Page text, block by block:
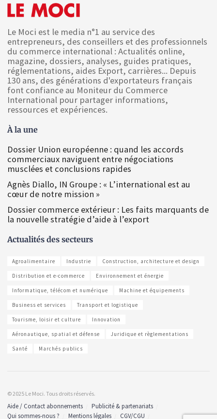
Le Moci est le media n°1 au service des
entrepreneurs, des conseillers et des professionnels
du commerce international : Actualités online,
magazine, dossiers, analyses, guides pratiques,
réglementations, aides Export, carrières... Depuis
130 ans, des générations d'exportateurs français
font confiance au Moniteur du Commerce
International pour partager informations,
ressources et expériences.
À la une
Dossier Union européenne : quand les accords
commerciaux naviguent entre négociations
musclées et conclusions rapides
Agnès Diallo, IN Groupe : « L’international est au
cœur de notre mission »
Dossier commerce extérieur : Les faits marquants de
la nouvelle stratégie d’aide à l’export
Actualités des secteurs
Agroalimentaire Industrie Construction, architecture et design
Distribution et e-commerce Environnement et énergie
Informatique, télécom et numérique Machine et équipements
Business et services Transport et logistique
Tourisme, loisir et culture Innovation
Aéronautique, spatial et défense Juridique et règlementations
Santé Marchés publics
© 2025 Le Moci. Tous droits réservés.
Aide / Contact abonnements
Publicité & partenariats
Qui sommes-nous ?
Mentions légales CGV/CGU